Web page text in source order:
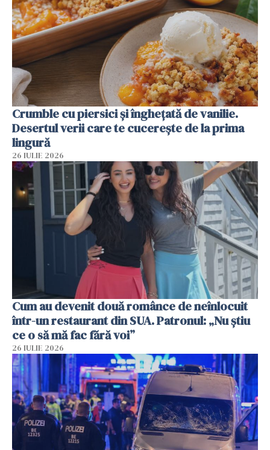
Crumble cu piersici și înghețată de vanilie.
Desertul verii care te cucerește de la prima
lingură
26 IULIE 2026
Cum au devenit două românce de neînlocuit
într-un restaurant din SUA. Patronul: „Nu știu
ce o să mă fac fără voi”
26 IULIE 2026